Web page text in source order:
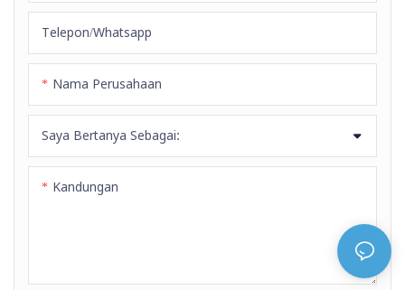
Telepon/whatsapp
Nama Perusahaan
Saya Bertanya Sebagai:
Kandungan